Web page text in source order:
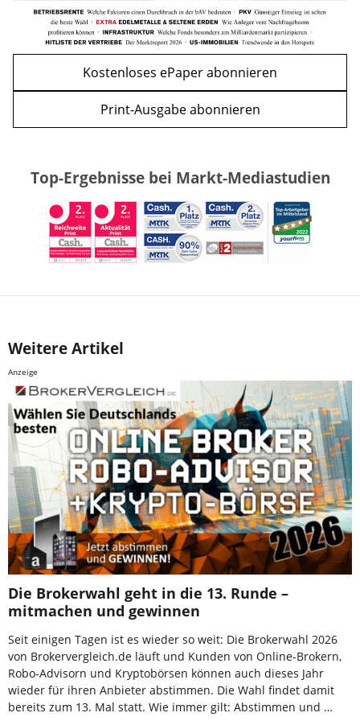
Kostenloses ePaper abonnieren
Print-Ausgabe abonnieren
Top-Ergebnisse bei Markt-Mediastudien
Weitere Artikel
Anzeige
Die Brokerwahl geht in die 13. Runde –
mitmachen und gewinnen
Seit einigen Tagen ist es wieder so weit: Die Brokerwahl 2026
von Brokervergleich.de läuft und Kunden von Online-Brokern,
Robo-Advisorn und Kryptobörsen können auch dieses Jahr
wieder für ihren Anbieter abstimmen. Die Wahl findet damit
bereits zum 13. Mal statt. Wie immer gilt: Abstimmen und …